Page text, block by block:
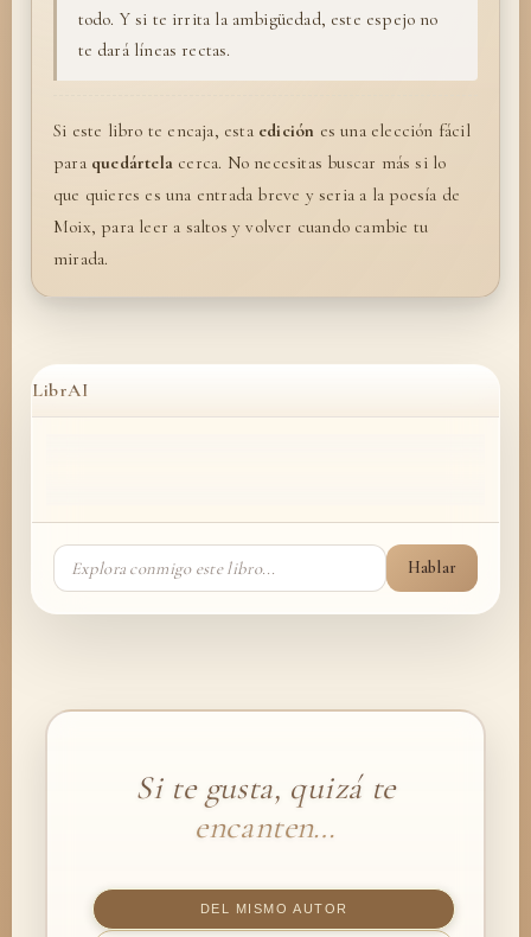
todo. Y si te irrita la ambigüedad, este espejo no
te dará líneas rectas.
Si este libro te encaja, esta edición es una elección fácil
para quedártela cerca. No necesitas buscar más si lo
que quieres es una entrada breve y seria a la poesía de
Moix, para leer a saltos y volver cuando cambie tu
mirada.
LibrAI
Hablar
Si te gusta, quizá te
encanten…
DEL MISMO AUTOR